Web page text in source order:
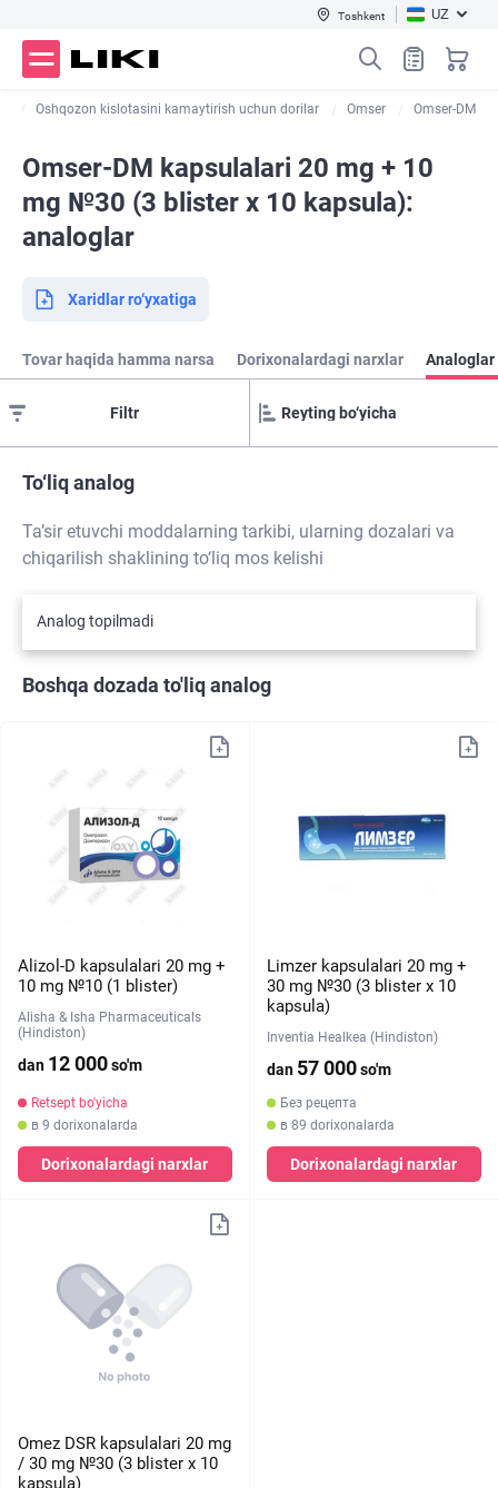
Toshkent UZ
Oshqozon kislotasini kamaytirish uchun dorilar Omser Omser-DM
Omser-DM kapsulalari 20 mg + 10
mg №30 (3 blister х 10 kapsula):
analoglar
Xaridlar ro‘yxatiga
Tovar haqida hamma narsa Dorixonalardagi narxlar Analoglar
Filtr
To‘liq analog
Ta’sir etuvchi moddalarning tarkibi, ularning dozalari va
chiqarilish shaklining to‘liq mos kelishi
Analog topilmadi
Boshqa dozada to'liq analog
Alizol-D kapsulalari 20 mg +
10 mg №10 (1 blister)
Alisha & Isha Pharmaceuticals
(Hindiston)
dan 12 000so'm
Retsept bo'yicha
в 9 dorixonalarda
Dorixonalardagi narxlar
Limzer kapsulalari 20 mg +
30 mg №30 (3 blister х 10
kapsula)
Inventia Healkea (Hindiston)
dan 57 000so'm
Без рецепта
в 89 dorixonalarda
Dorixonalardagi narxlar
Omez DSR kapsulalari 20 mg
/ 30 mg №30 (3 blister х 10
kapsula)